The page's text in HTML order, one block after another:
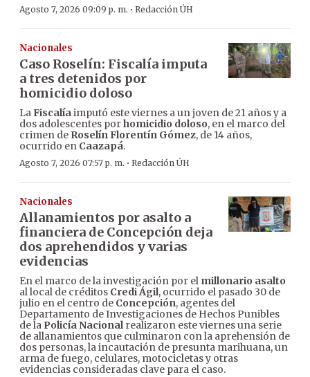
Agosto 7, 2026 09:09 p. m. · Redacción ÚH
Nacionales
Caso Roselín: Fiscalía imputa
a tres detenidos por
homicidio doloso
LaFiscalíaimputó este viernes a un joven de 21 años y a
dos adolescentes porhomicidio doloso, en el marco del
crimen de Roselín Florentín Gómez, de 14 años,
ocurrido en Caazapá.
Agosto 7, 2026 07:57 p. m. · Redacción ÚH
Nacionales
Allanamientos por asalto a
financiera de Concepción deja
dos aprehendidos y varias
evidencias
En el marco de la investigación por el millonario asalto
al local de créditos Credi Ágil, ocurrido el pasado 30 de
julio en el centro de Concepción, agentes del
Departamento de Investigaciones de Hechos Punibles
de la Policía Nacionalrealizaron este viernes una serie
de allanamientos que culminaron con la aprehensión de
dos personas, la incautación de presunta marihuana, un
arma de fuego, celulares, motocicletas y otras
evidencias consideradas clave para el caso.